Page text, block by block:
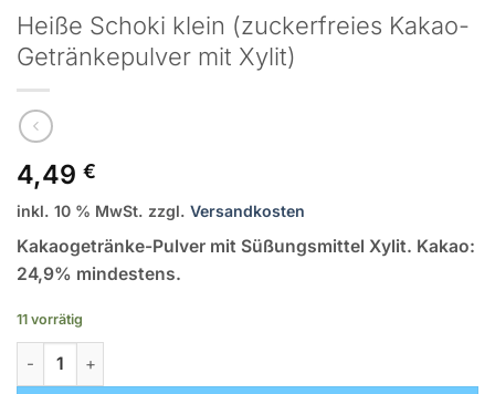
Heiße Schoki klein (zuckerfreies Kakao-
Getränkepulver mit Xylit)
4,49 €
inkl. 10 % MwSt. zzgl. Versandkosten
Kakaogetränke-Pulver mit Süßungsmittel Xylit. Kakao:
24,9% mindestens.
11 vorrätig
Heiße Schoki klein (zuckerfreies Kakao-Getränkepulver mit